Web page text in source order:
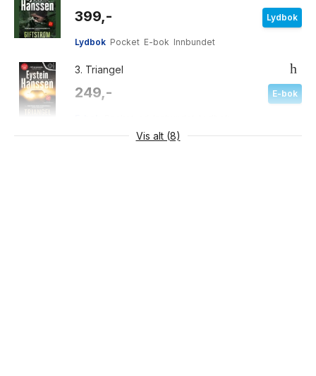
399,- Lydbok
Lydbok Pocket E-bok Innbundet
3. Triangel
249,- E-bok
Vis alt (8)